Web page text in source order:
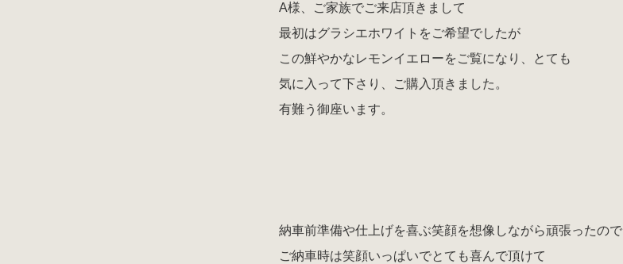
A様、ご家族でご来店頂きまして
最初はグラシエホワイトをご希望でしたが
この鮮やかなレモンイエローをご覧になり、とても
気に入って下さり、ご購入頂きました。
有難う御座います。
納車前準備や仕上げを喜ぶ笑顔を想像しながら頑張ったので
ご納車時は笑顔いっぱいでとても喜んで頂けて